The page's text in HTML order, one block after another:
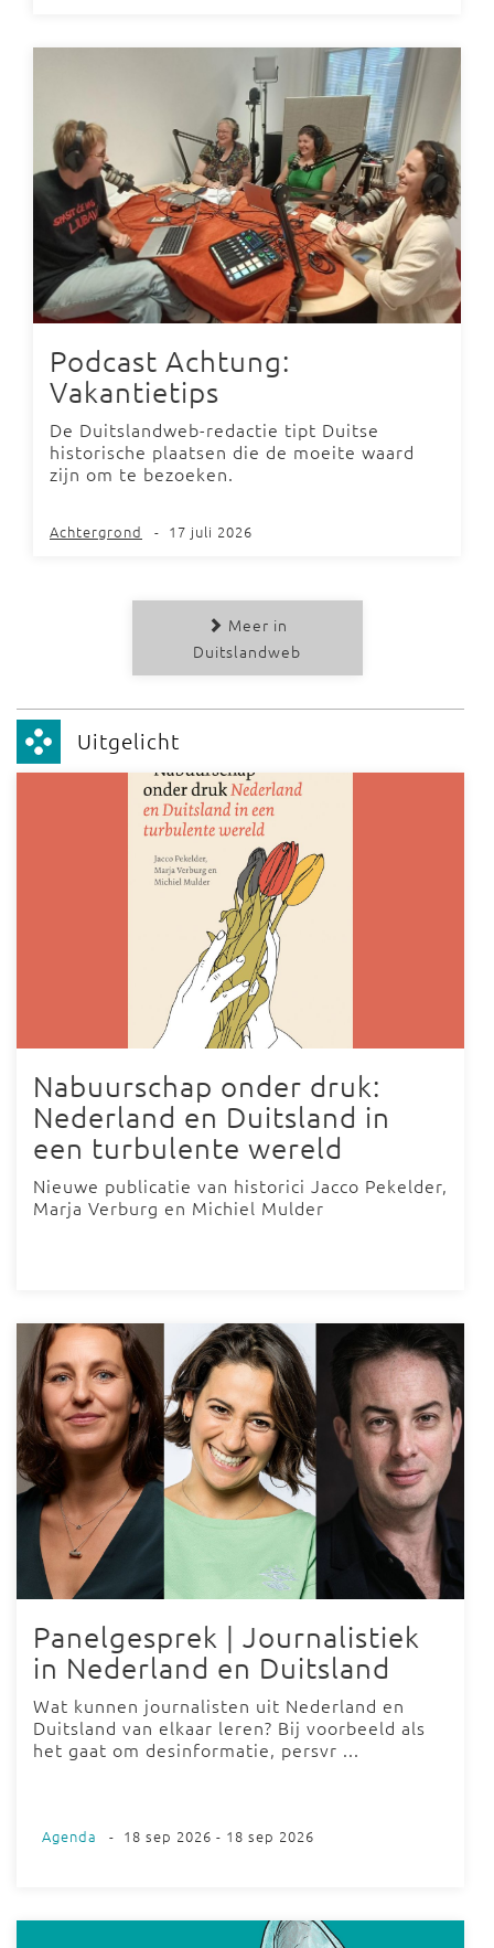
Podcast Achtung:
Vakantietips
De Duitslandweb-redactie tipt Duitse
historische plaatsen die de moeite waard
zijn om te bezoeken.
Achtergrond - 17 juli 2026
Meer in
Duitslandweb
Uitgelicht
Nabuurschap onder druk:
Nederland en Duitsland in
een turbulente wereld
Nieuwe publicatie van historici Jacco Pekelder,
Marja Verburg en Michiel Mulder
Panelgesprek | Journalistiek
in Nederland en Duitsland
Wat kunnen journalisten uit Nederland en
Duitsland van elkaar leren? Bij voorbeeld als
het gaat om desinformatie, persvr ...
Agenda - 18 sep 2026 - 18 sep 2026